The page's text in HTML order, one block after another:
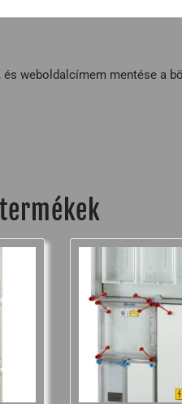
és weboldalcímem mentése a